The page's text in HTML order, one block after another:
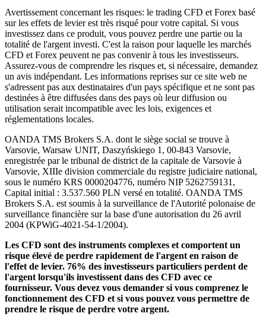
Avertissement concernant les risques: le trading CFD et Forex basé
sur les effets de levier est très risqué pour votre capital. Si vous
investissez dans ce produit, vous pouvez perdre une partie ou la
totalité de l'argent investi. C'est la raison pour laquelle les marchés
CFD et Forex peuvent ne pas convenir à tous les investisseurs.
Assurez-vous de comprendre les risques et, si nécessaire, demandez
un avis indépendant. Les informations reprises sur ce site web ne
s'adressent pas aux destinataires d'un pays spécifique et ne sont pas
destinées à être diffusées dans des pays où leur diffusion ou
utilisation serait incompatible avec les lois, exigences et
réglementations locales.
OANDA TMS Brokers S.A. dont le siège social se trouve à
Varsovie, Warsaw UNIT, Daszyńskiego 1, 00-843 Varsovie,
enregistrée par le tribunal de district de la capitale de Varsovie à
Varsovie, XIIIe division commerciale du registre judiciaire national,
sous le numéro KRS 0000204776, numéro NIP 5262759131,
Capital initial : 3.537.560 PLN versé en totalité. OANDA TMS
Brokers S.A. est soumis à la surveillance de l'Autorité polonaise de
surveillance financière sur la base d'une autorisation du 26 avril
2004 (KPWiG-4021-54-1/2004).
Les CFD sont des instruments complexes et comportent un
risque élevé de perdre rapidement de l'argent en raison de
l'effet de levier. 76% des investisseurs particuliers perdent de
l'argent lorsqu'ils investissent dans des CFD avec ce
fournisseur. Vous devez vous demander si vous comprenez le
fonctionnement des CFD et si vous pouvez vous permettre de
prendre le risque de perdre votre argent.